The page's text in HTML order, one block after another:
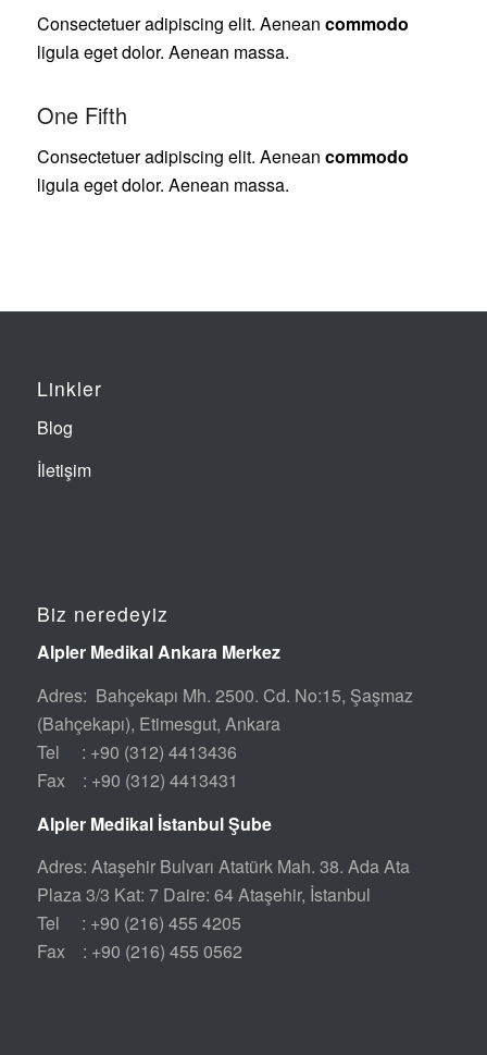
Consectetuer adipiscing elit. Aenean commodo
ligula eget dolor. Aenean massa.
One Fifth
Consectetuer adipiscing elit. Aenean commodo
ligula eget dolor. Aenean massa.
Linkler
Blog
İletişim
Biz neredeyiz
Alpler Medikal Ankara Merkez
Adres: Bahçekapı Mh. 2500. Cd. No:15, Şaşmaz
(Bahçekapı), Etimesgut, Ankara
Tel : +90 (312) 4413436
Fax : +90 (312) 4413431
Alpler Medikal İstanbul Şube
Adres: Ataşehir Bulvarı Atatürk Mah. 38. Ada Ata
Plaza 3/3 Kat: 7 Daire: 64 Ataşehir, İstanbul
Tel : +90 (216) 455 4205
Fax : +90 (216) 455 0562